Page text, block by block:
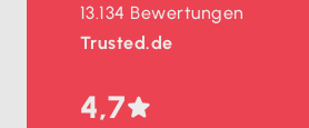
Trusted.de
13.134 Bewertungen
4,7